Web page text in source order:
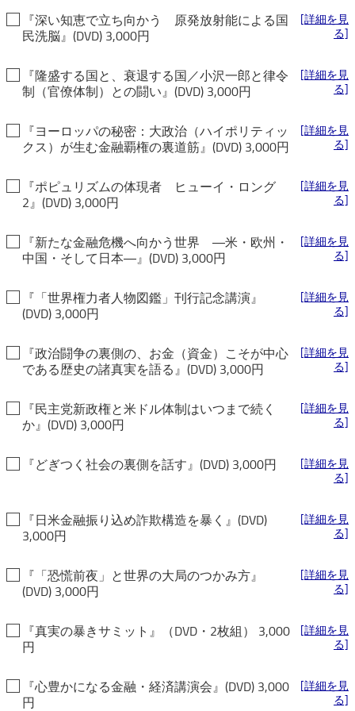
『深い知恵で立ち向かう 原発放射能による国
民洗脳』(DVD) 3,000円
『隆盛する国と、衰退する国／小沢一郎と律令
制（官僚体制）との闘い』(DVD) 3,000円
『ヨーロッパの秘密：大政治（ハイポリティッ
クス）が生む金融覇権の裏道筋』(DVD) 3,000円
『ポピュリズムの体現者 ヒューイ・ロング
2』(DVD) 3,000円
『新たな金融危機へ向かう世界 ―米・欧州・
中国・そして日本―』(DVD) 3,000円
『「世界権力者人物図鑑」刊行記念講演』
(DVD) 3,000円
『政治闘争の裏側の、お金（資金）こそが中心
である歴史の諸真実を語る』(DVD) 3,000円
『民主党新政権と米ドル体制はいつまで続く
か』(DVD) 3,000円
『どぎつく社会の裏側を話す』(DVD) 3,000円
『日米金融振り込め詐欺構造を暴く』(DVD)
3,000円
『「恐慌前夜」と世界の大局のつかみ方』
(DVD) 3,000円
『真実の暴きサミット』（DVD・2枚組） 3,000
円
『心豊かになる金融・経済講演会』(DVD) 3,000
円
[詳細を見
る]
[詳細を見
る]
[詳細を見
る]
[詳細を見
る]
[詳細を見
る]
[詳細を見
る]
[詳細を見
る]
[詳細を見
る]
[詳細を見
る]
[詳細を見
る]
[詳細を見
る]
[詳細を見
る]
[詳細を見
る]